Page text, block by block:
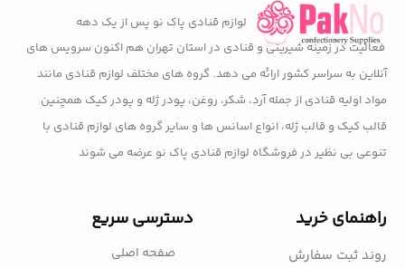
لوازم قنادی پاک نو پس از یک دهه
فعالیت در زمینه شیرینی و قنادی در استان تهران هم اکنون سرویس های
آنلاین به سراسر کشور ارائه می دهد. گروه های مختلف لوازم قنادی مانند
مواد اولیه قنادی از جمله آرد، شکر، روغن، پودر ژله و پودر کیک همچنین
قالب کیک و قالب ژله، انواع اسانس ها و سایر گروه های لوازم قنادی با
تنوعی بی نظیر در فروشگاه لوازم قنادی پاک نو عرضه می شوند
راهنمای خرید
روند ثبت سفارش
دسترسی سریع
صفحه اصلی